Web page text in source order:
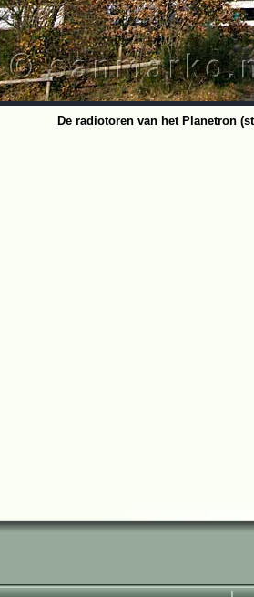
De radiotoren van het Planetron